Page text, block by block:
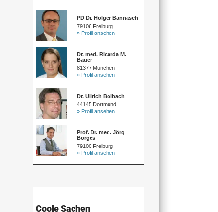
PD Dr. Holger Bannasch
79106 Freiburg
» Profil ansehen
Dr. med. Ricarda M.
Bauer
81377 München
» Profil ansehen
Dr. Ullrich Bolbach
44145 Dortmund
» Profil ansehen
Prof. Dr. med. Jörg
Borges
79100 Freiburg
» Profil ansehen
Coole Sachen